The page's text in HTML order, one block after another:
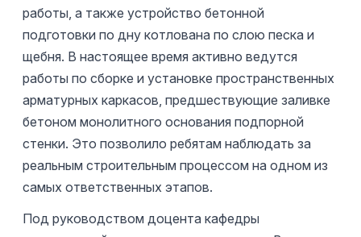
работы, а также устройство бетонной
подготовки по дну котлована по слою песка и
щебня. В настоящее время активно ведутся
работы по сборке и установке пространственных
арматурных каркасов, предшествующие заливке
бетоном монолитного основания подпорной
стенки. Это позволило ребятам наблюдать за
реальным строительным процессом на одном из
самых ответственных этапов.
Под руководством доцента кафедры